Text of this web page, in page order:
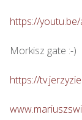
https://youtu.be/
Morkisz gate :-)
https://